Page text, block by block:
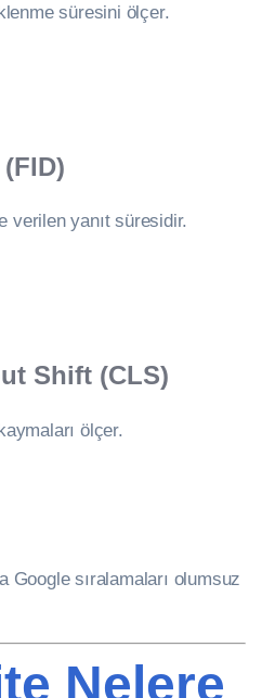
süresini ölçer.
verilen yanıt süresidir.
Shift (CLS)
ölçer.
Google sıralamaları olumsuz
Nelere